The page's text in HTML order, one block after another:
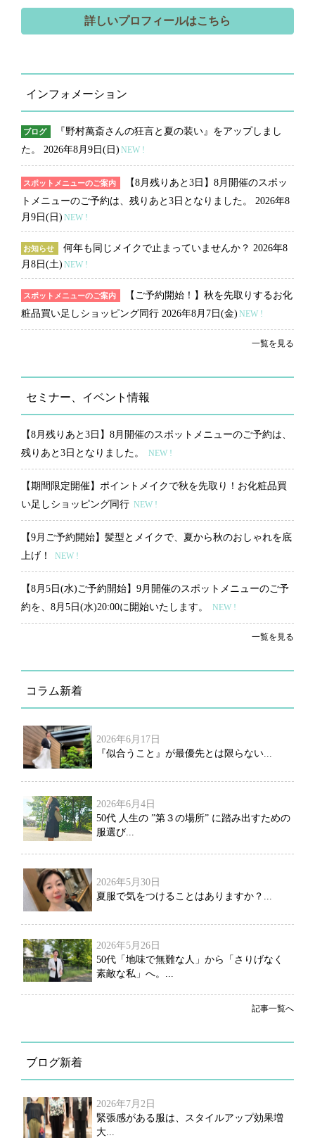
詳しいプロフィールはこちら
インフォメーション
ブログ
『野村萬斎さんの狂言と夏の装い』をアップしまし
た。 2026年8月9日(日) NEW !
スポットメニューのご案内
【8月残りあと3日】8月開催のスポッ
トメニューのご予約は、残りあと3日となりました。 2026年8
月9日(日) NEW !
お知らせ 何年も同じメイクで止まっていませんか？ 2026年8
月8日(土) NEW !
スポットメニューのご案内
【ご予約開始！】秋を先取りするお化
粧品買い足しショッピング同行 2026年8月7日(金) NEW !
一覧を見る
セミナー、イベント情報
【8月残りあと3日】8月開催のスポットメニューのご予約は、
残りあと3日となりました。
NEW !
【期間限定開催】ポイントメイクで秋を先取り！お化粧品買
い足しショッピング同行 NEW !
【9月ご予約開始】髪型とメイクで、夏から秋のおしゃれを底
上げ！
NEW !
【8月5日(水)ご予約開始】9月開催のスポットメニューのご予
約を、8月5日(水)20:00に開始いたします。
NEW !
一覧を見る
コラム新着
2026年6月17日
『似合うこと』が最優先とは限らない...
2026年6月4日
50代 人生の ”第３の場所” に踏み出すための
服選び...
2026年5月30日
夏服で気をつけることはありますか？...
2026年5月26日
50代「地味で無難な人」から「さりげなく
素敵な私」へ。...
記事一覧へ
ブログ新着
2026年7月2日
緊張感がある服は、スタイルアップ効果増
大...